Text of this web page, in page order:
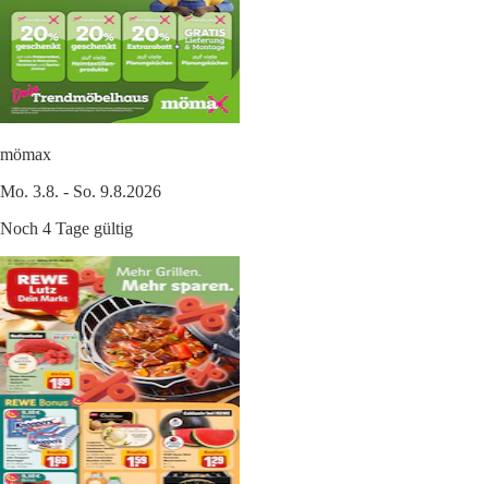
mömax
Mo. 3.8. - So. 9.8.2026
Noch 4 Tage gültig